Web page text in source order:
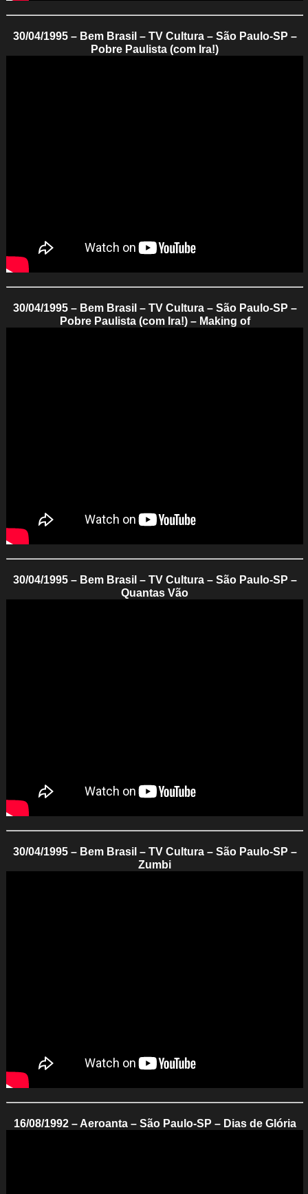
30/04/1995 – Bem Brasil – TV Cultura – São Paulo-SP –
Pobre Paulista (com Ira!)
30/04/1995 – Bem Brasil – TV Cultura – São Paulo-SP –
Pobre Paulista (com Ira!) – Making of
30/04/1995 – Bem Brasil – TV Cultura – São Paulo-SP –
Quantas Vão
30/04/1995 – Bem Brasil – TV Cultura – São Paulo-SP –
Zumbi
16/08/1992 – Aeroanta – São Paulo-SP – Dias de Glória